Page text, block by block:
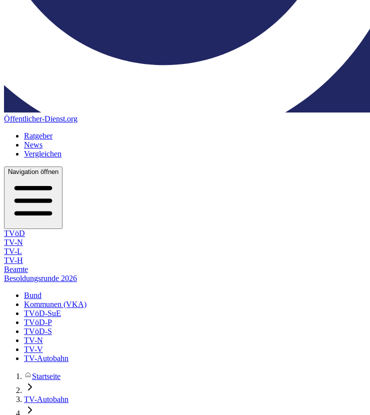
Öffentlicher-Dienst.org
Ratgeber
News
Vergleichen
Navigation öffnen
TVöD
TV-N
TV-L
TV-H
Beamte
Besoldungsrunde 2026
Bund
Kommunen (VKA)
TVöD-SuE
TVöD-P
TVöD-S
TV-N
TV-V
TV-Autobahn
Startseite
TV-Autobahn